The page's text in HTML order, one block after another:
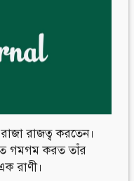
with us
Team
রাজত্ব করতেন।
গমগম করত তাঁর
রাণী।